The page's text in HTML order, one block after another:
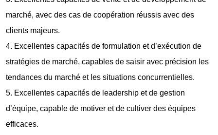
marché, avec des cas de coopération réussis avec des
clients majeurs.
4. Excellentes capacités de formulation et d’exécution de
stratégies de marché, capables de saisir avec précision les
tendances du marché et les situations concurrentielles.
5. Excellentes capacités de leadership et de gestion
d’équipe, capable de motiver et de cultiver des équipes
efficaces.